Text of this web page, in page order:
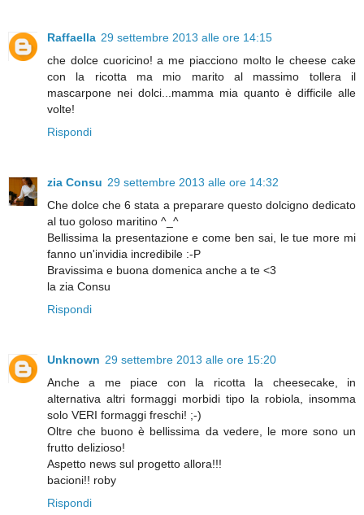
Raffaella 29 settembre 2013 alle ore 14:15
che dolce cuoricino! a me piacciono molto le cheese cake
con la ricotta ma mio marito al massimo tollera il
mascarpone nei dolci...mamma mia quanto è difficile alle
volte!
Rispondi
zia Consu 29 settembre 2013 alle ore 14:32
Che dolce che 6 stata a preparare questo dolcigno dedicato
al tuo goloso maritino ^_^
Bellissima la presentazione e come ben sai, le tue more mi
fanno un'invidia incredibile :-P
Bravissima e buona domenica anche a te <3
la zia Consu
Rispondi
Unknown 29 settembre 2013 alle ore 15:20
Anche a me piace con la ricotta la cheesecake, in
alternativa altri formaggi morbidi tipo la robiola, insomma
solo VERI formaggi freschi! ;-)
Oltre che buono è bellissima da vedere, le more sono un
frutto delizioso!
Aspetto news sul progetto allora!!!
bacioni!! roby
Rispondi